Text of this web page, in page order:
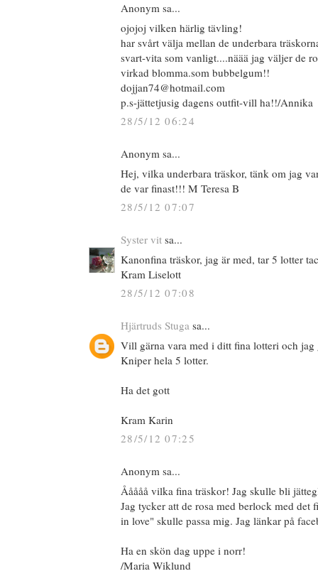
Anonym sa...
ojojoj vilken härlig tävling!
har svårt välja mellan de underbara
svart-vita som vanligt....näää jag väljer de
virkad blomma.som bubbelgum!!
dojjan74@hotmail.com
p.s-jättetjusig dagens outfit-vill ha!!/Annika
28/5/12 06:24
Anonym sa...
Hej, vilka underbara träskor, tänk om jag
de var finast!!! M Teresa B
28/5/12 07:07
Syster vit sa...
Kanonfina träskor, jag är med, tar 5 lotter
Kram Liselott
28/5/12 07:08
Hjärtruds Stuga sa...
Vill gärna vara med i ditt fina lotteri och jag
Kniper hela 5 lotter.
Ha det gott
Kram Karin
28/5/12 07:25
Anonym sa...
Ååååå vilka fina träskor! Jag skulle bli
Jag tycker att de rosa med berlock med det
in love" skulle passa mig. Jag länkar på
Ha en skön dag uppe i norr!
/Maria Wiklund